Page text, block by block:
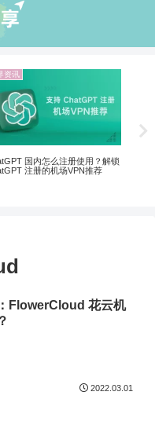
资讯
国内怎么注册使用？解锁
注册的机场VPN推荐
FlowerCloud 花云机
2022.03.01